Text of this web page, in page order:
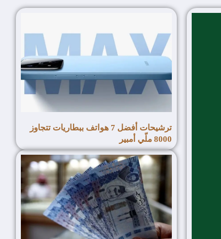
ترشيحات أفضل 7 هواتف ببطاريات تتجاوز
8000 ملّي أمبير